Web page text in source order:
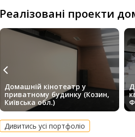
Реалізовані проекти
Домашній кінотеатр у
приватному будинку (Козин,
Київська обл.)
Дивитись усі портфоліо